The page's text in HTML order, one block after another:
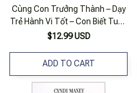
Cùng Con Trưởng Thành – Dạy
Trẻ Hành Vi Tốt – Con Biết Tuân
Thủ Quy Tắc Giao Thông
$12.99 USD
ADD TO CART